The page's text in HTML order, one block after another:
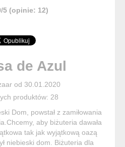
/5(opinie: 12)
de Azul
od 30.01.2020
produktów: 28
Dom, powstał z zamiłowania
aby biżuteria dawała
tak jak wyjątkową oazą
niebieski dom. Biżuteria dla